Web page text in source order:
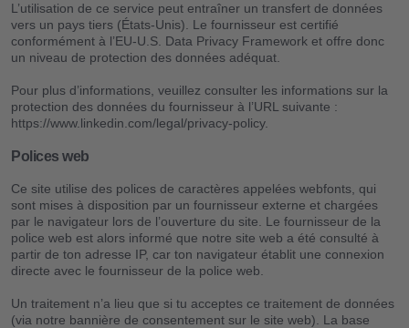
L’utilisation de ce service peut entraîner un transfert de données
vers un pays tiers (États-Unis). Le fournisseur est certifié
conformément à l’EU-U.S. Data Privacy Framework et offre donc
un niveau de protection des données adéquat.
Pour plus d’informations, veuillez consulter les informations sur la
protection des données du fournisseur à l’URL suivante :
https://www.linkedin.com/legal/privacy-policy.
Polices web
Ce site utilise des polices de caractères appelées webfonts, qui
sont mises à disposition par un fournisseur externe et chargées
par le navigateur lors de l’ouverture du site. Le fournisseur de la
police web est alors informé que notre site web a été consulté à
partir de ton adresse IP, car ton navigateur établit une connexion
directe avec le fournisseur de la police web.
Un traitement n’a lieu que si tu acceptes ce traitement de données
(via notre bannière de consentement sur le site web). La base